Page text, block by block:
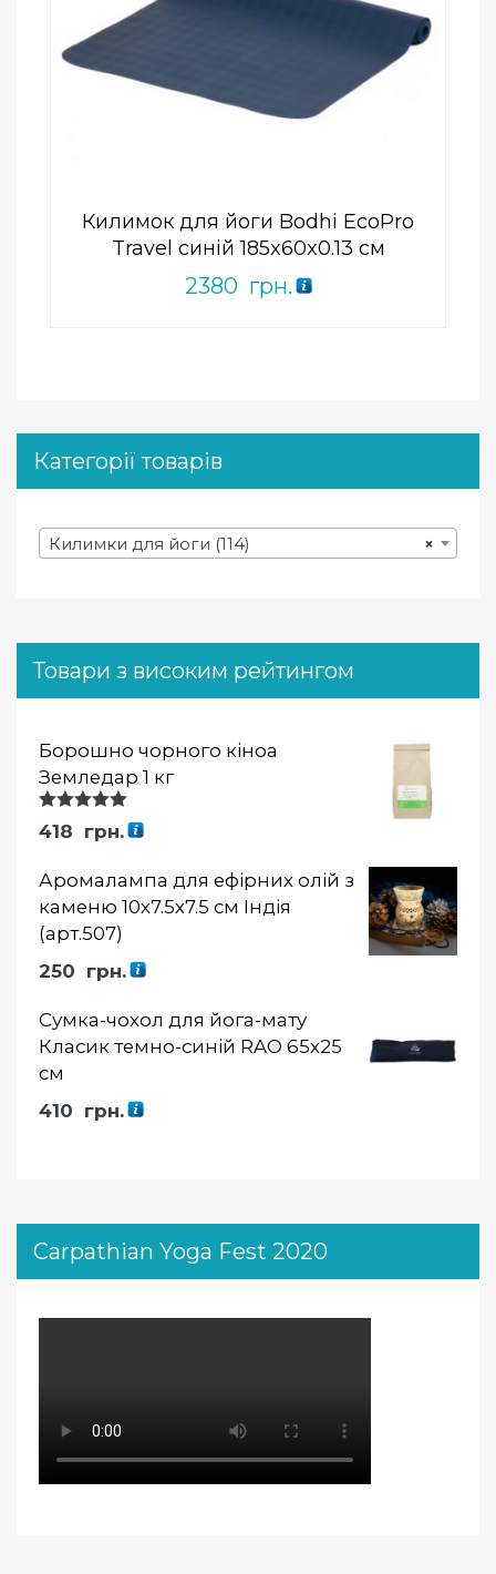
Килимок для йоги Bodhi EcoPro
Travel синій 185x60x0.13 см
2380 грн.
Категорії товарів
×
Килимки для йоги (114)
Товари з високим рейтингом
Борошно чорного кіноа
Земледар 1 кг
Оцінка
5.00із 5
418 грн.
Аромалампа для ефірних олій з
каменю 10х7.5х7.5 см Індія
(арт.507)
250 грн.
Сумка-чохол для йога-мату
Класик темно-синій RAO 65х25
см
410 грн.
Carpathian Yoga Fest 2020